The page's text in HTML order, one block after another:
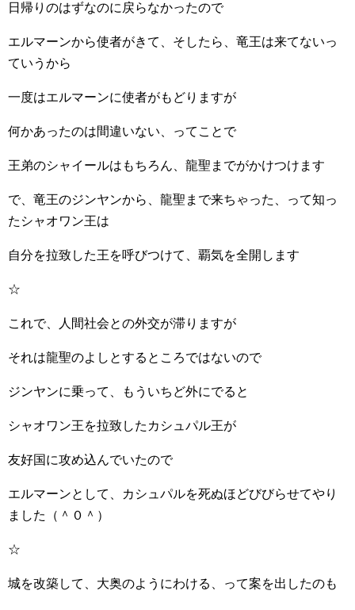
日帰りのはずなのに戻らなかったので
エルマーンから使者がきて、そしたら、竜王は来てないっ
ていうから
一度はエルマーンに使者がもどりますが
何かあったのは間違いない、ってことで
王弟のシャイールはもちろん、龍聖までがかけつけます
で、竜王のジンヤンから、龍聖まで来ちゃった、って知っ
たシャオワン王は
自分を拉致した王を呼びつけて、覇気を全開します
☆
これで、人間社会との外交が滞りますが
それは龍聖のよしとするところではないので
ジンヤンに乗って、もういちど外にでると
シャオワン王を拉致したカシュパル王が
友好国に攻め込んでいたので
エルマーンとして、カシュパルを死ぬほどびびらせてやり
ました（＾０＾）
☆
城を改築して、大奥のようにわける、って案を出したのも